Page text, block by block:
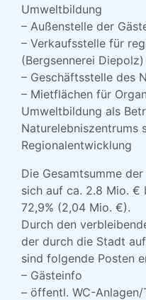
Umweltbildung
– Außenstelle der
– Verkaufsstelle für
(Bergsennerei Diepolz)
– Geschäftsstelle des
– Mietflächen für
Umweltbildung als
Naturelebniszentrums
Regionalentwicklung
Die Gesamtsumme
sich auf ca. 2.8 Mio. €
72,9% (2,04 Mio. €).
Durch den
der durch die Stadt
sind folgende Posten
–
– öffentl. WC-